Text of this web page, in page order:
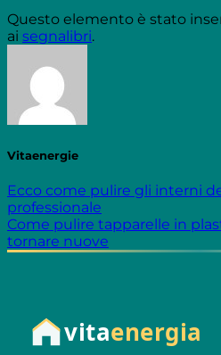
Questo elemento è stato
ai segnalibri.
Vitaenergie
Ecco come pulire gli interni
professionale
Come pulire tapparelle in
tornare nuove
vitaenergia